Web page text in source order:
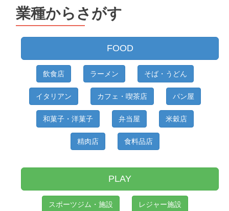
業種からさがす
FOOD
飲食店 ラーメン そば・うどん
イタリアン カフェ・喫茶店 パン屋
和菓子・洋菓子 弁当屋 米穀店
精肉店 食料品店
PLAY
スポーツジム・施設 レジャー施設